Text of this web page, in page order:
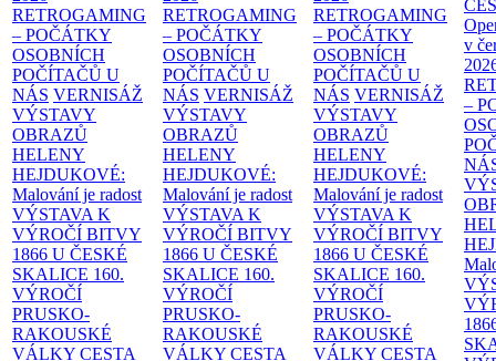
RETROGAMING
– POČÁTKY
OSOBNÍCH
POČÍTAČŮ U
NÁS VERNISÁŽ
VÝSTAVY
OBRAZŮ
HELENY
HEJDUKOVÉ:
Malování je radost
VÝSTAVA K
VÝROČÍ BITVY
1866 U ČESKÉ
SKALICE 160.
VÝROČÍ
PRUSKO-
RAKOUSKÉ
VÁLKY CESTA
RETROGAMING
– POČÁTKY
OSOBNÍCH
POČÍTAČŮ U
NÁS VERNISÁŽ
VÝSTAVY
OBRAZŮ
HELENY
HEJDUKOVÉ:
Malování je radost
VÝSTAVA K
VÝROČÍ BITVY
1866 U ČESKÉ
SKALICE 160.
VÝROČÍ
PRUSKO-
RAKOUSKÉ
VÁLKY CESTA
RETROGAMING
– POČÁTKY
OSOBNÍCH
POČÍTAČŮ U
NÁS VERNISÁŽ
VÝSTAVY
OBRAZŮ
HELENY
HEJDUKOVÉ:
Malování je radost
VÝSTAVA K
VÝROČÍ BITVY
1866 U ČESKÉ
SKALICE 160.
VÝROČÍ
PRUSKO-
RAKOUSKÉ
VÁLKY CESTA
v
–